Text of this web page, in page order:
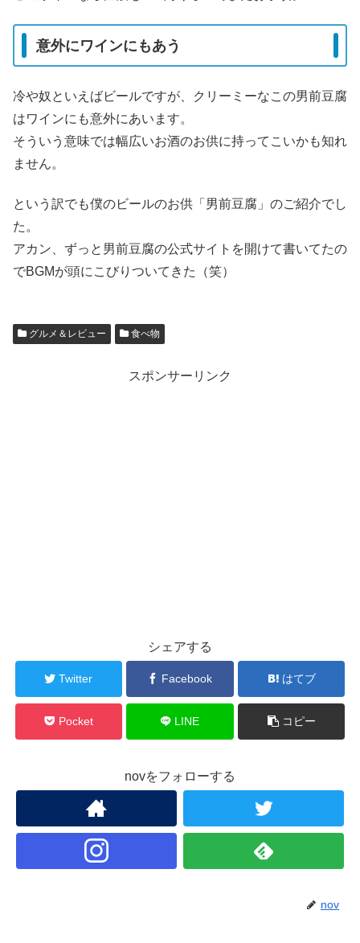
意外にワインにもあう
冷や奴といえばビールですが、クリーミーなこの男前豆腐
はワインにも意外にあいます。
そういう意味では幅広いお酒のお供に持ってこいかも知れ
ません。
という訳でも僕のビールのお供「男前豆腐」のご紹介でし
た。
アカン、ずっと男前豆腐の公式サイトを開けて書いてたの
でBGMが頭にこびりついてきた（笑）
グルメ＆レビュー 食べ物
スポンサーリンク
シェアする
Twitter Facebook はてブ
Pocket LINE コピー
novをフォローする
nov